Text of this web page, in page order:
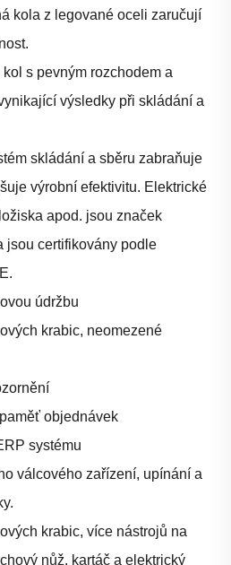
kola z legované oceli zaručují
s pevným rozchodem a
výsledky při skládání a
skládání a sběru zabraňuje
výrobní efektivitu. Elektrické
apod. jsou značek
jsou certifikovány podle
údržbu
krabic, neomezené
objednávek
systému
válcového zařízení, upínání a
krabic, více nástrojů na
nůž, kartáč a elektrický